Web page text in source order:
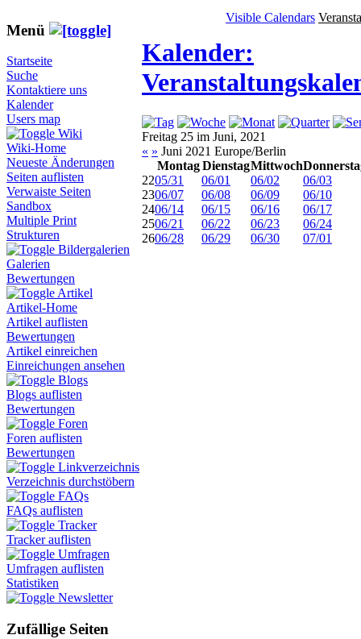
Menü
Startseite
Suche
Kontaktiere uns
Kalender
Users map
Wiki
Wiki-Home
Neueste Änderungen
Seiten auflisten
Verwaiste Seiten
Sandbox
Multiple Print
Strukturen
Bildergalerien
Galerien
Bewertungen
Artikel
Artikel-Home
Artikel auflisten
Bewertungen
Artikel einreichen
Einreichungen ansehen
Blogs
Blogs auflisten
Bewertungen
Foren
Foren auflisten
Bewertungen
Linkverzeichnis
Verzeichnis durchstöbern
FAQs
FAQs auflisten
Tracker
Tracker auflisten
Umfragen
Umfragen auflisten
Statistiken
Newsletter
Zufällige Seiten
Visible Calendars
Kalender:
Freitag 25 im Juni, 2021
« » Juni 2021 Europe/Berlin
Montag DienstagMittwoch
2205/31 06/01 06/02
06/03
2306/07 06/08 06/09
06/10
2406/14 06/15 06/16
06/17
2506/21 06/22 06/23
06/24
2606/28 06/29 06/30 07/01